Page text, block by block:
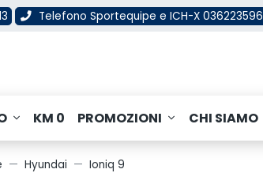
Telefono Sportequipe e ICH-X
KM 0 PROMOZIONI CHI SIAMO
Hyundai Ioniq 9